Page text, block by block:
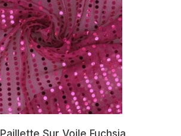
Sur Voile Fuchsia